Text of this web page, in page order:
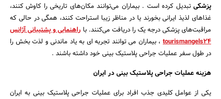
پزشکی تبدیل کرده است . بیماران می‌توانند مکان‌های تاریخی را کاوش کنند،
غذاهای لذیذ ایرانی بخورند یا در مناظر زیبا استراحت کنند، همگی در حالی که
مراقبت‌های پزشکی درجه یک را دریافت می‌کنند. با راهنمایی و پشتیبانی آژانس
tourismangels24 ، بیماران می توانند تجربه ای به یاد ماندنی و لذت بخش را
در طول سفر عملیات جراحی پلاستیک بینی خود داشته باشند .
هزینه عملیات جراحی پلاستیک بینی در ایران
یکی از عوامل کلیدی جذب افراد برای عملیات جراحی پلاستیک بینی به ایران